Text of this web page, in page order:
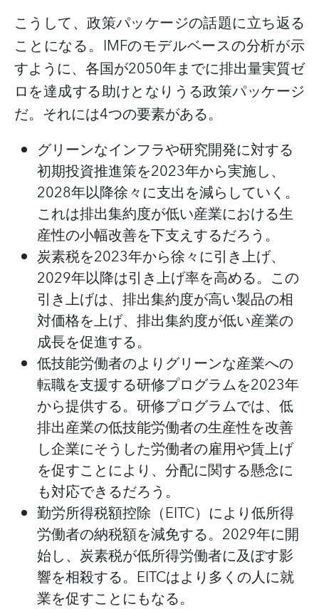
こうして、政策パッケージの話題に立ち返る
ことになる。 IMFのモデルベースの分析が示
すように、各国が2050年までに排出量実質ゼ
ロを達成する助けとなりうる政策パッケージ
だ。それには4つの要素がある。
グリーンなインフラや研究開発に対する
初期投資推進策を2023年から実施し、
2028年以降徐々に支出を減らしていく。
これは排出集約度が低い産業における生
産性の小幅改善を下支えするだろう。
炭素税を2023年から徐々に引き上げ、
2029年以降は引き上げ率を高める。この
引き上げは、排出集約度が高い製品の相
対価格を上げ、排出集約度が低い産業の
成長を促進する。
低技能労働者のよりグリーンな産業への
転職を支援する研修プログラムを2023年
から提供する。研修プログラムでは、低
排出産業の低技能労働者の生産性を改善
し企業にそうした労働者の雇用や賃上げ
を促すことにより、分配に関する懸念に
も対応できるだろう。
勤労所得税額控除（EITC）により低所得
労働者の納税額を減免する。2029年に開
始し、炭素税が低所得労働者に及ぼす影
響を相殺する。EITCはより多くの人に就
業を促すことにもなる。